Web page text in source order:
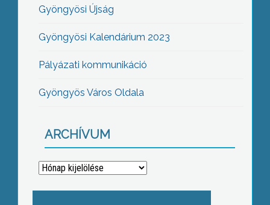
Gyöngyösi Újság
Gyöngyösi Kalendárium 2023
Pályázati kommunikáció
Gyöngyös Város Oldala
ARCHÍVUM
Archívum